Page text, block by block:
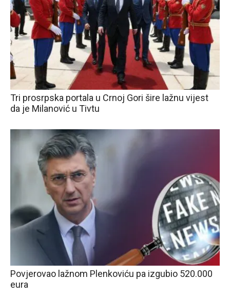
Tri prosrpska portala u Crnoj Gori šire lažnu vijest
da je Milanović u Tivtu
Povjerovao lažnom Plenkoviću pa izgubio 520.000
eura